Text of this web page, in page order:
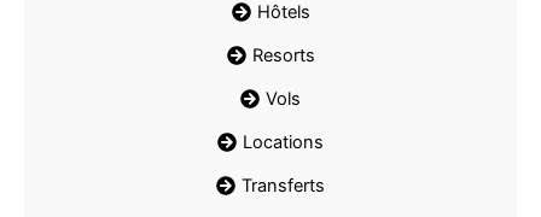
Hôtels
Resorts
Vols
Locations
Transferts